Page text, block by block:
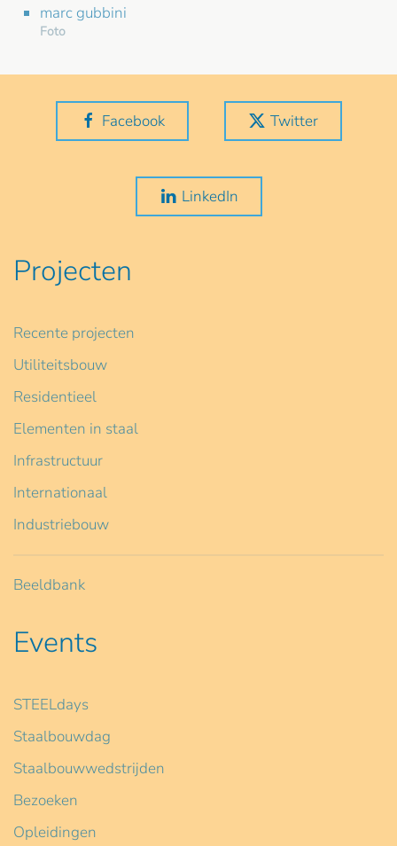
marc gubbini
Foto
Facebook Twitter
LinkedIn
Projecten
Recente projecten
Utiliteitsbouw
Residentieel
Elementen in staal
Infrastructuur
Internationaal
Industriebouw
Beeldbank
Events
STEELdays
Staalbouwdag
Staalbouwwedstrijden
Bezoeken
Opleidingen